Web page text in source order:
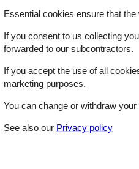
Möglichkeit E-bikes und
(spätere Anreise bitte
vor Ort.
€ Aufpreis/Tier/Nacht).
Weinservice
Nacht ab 15 Jahre wird
Essential cookies ensure that
If you consent to us collecting
forwarded to our subcontractors.
If you accept the use of all
marketing purposes.
You can change or withdraw
See also our Privacy policy